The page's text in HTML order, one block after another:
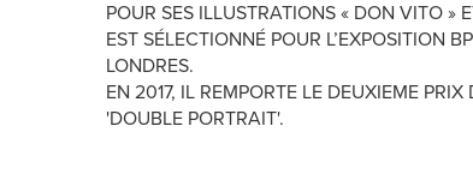
POUR SES ILLUSTRATIONS « DON VITO »
EST SÉLECTIONNÉ POUR L’EXPOSITION
LONDRES.
EN 2017, IL REMPORTE LE DEUXIEME
'DOUBLE PORTRAIT'.